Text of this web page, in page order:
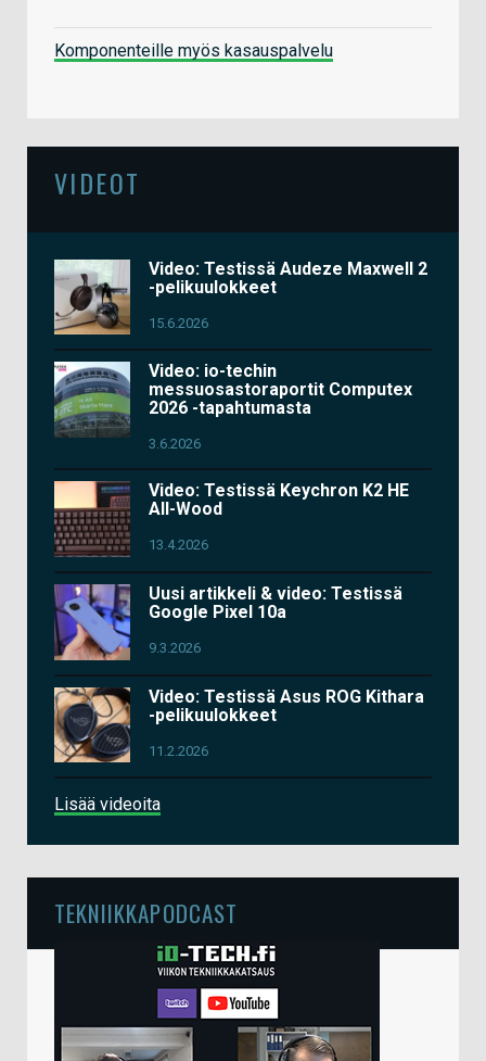
Komponenteille myös kasauspalvelu
VIDEOT
Video: Testissä Audeze Maxwell 2
-pelikuulokkeet
15.6.2026
Video: io-techin
messuosastoraportit Computex
2026 -tapahtumasta
3.6.2026
Video: Testissä Keychron K2 HE
All-Wood
13.4.2026
Uusi artikkeli & video: Testissä
Google Pixel 10a
9.3.2026
Video: Testissä Asus ROG Kithara
-pelikuulokkeet
11.2.2026
Lisää videoita
TEKNIIKKAPODCAST